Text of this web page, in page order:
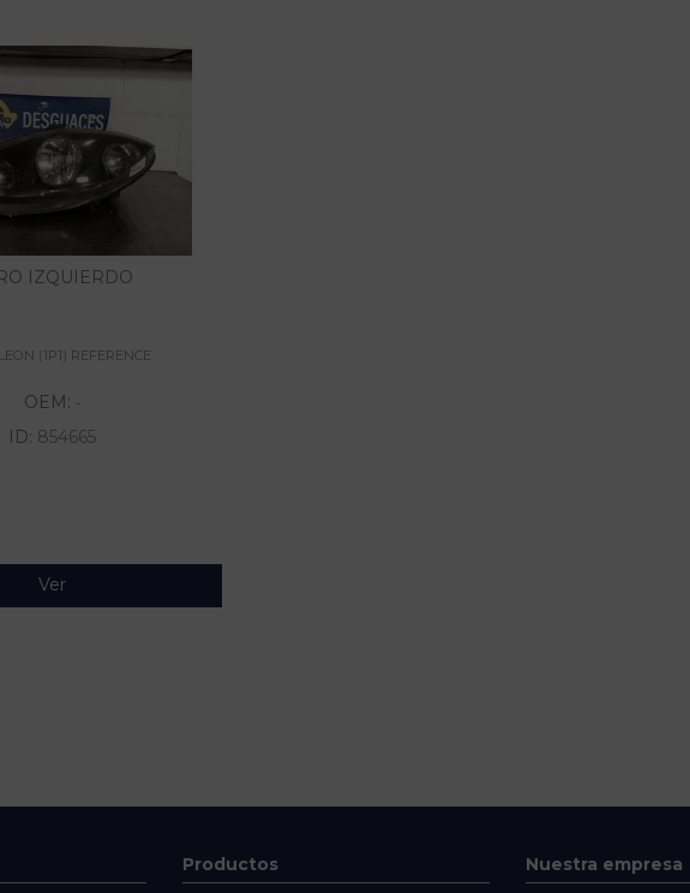
IZQUIERDO
(1P1) REFERENCE
OEM: -
ID: 854665
Ver
Productos Nuestra empresa